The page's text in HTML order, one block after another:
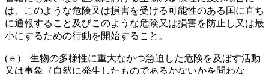
は、このような危険又は損害を受ける可能性のある国に直ち
に通報すること及びこのような危険又は損害を防止し又は最
小にするための行動を開始すること。
(ｅ) 生物の多様性に重大なかつ急迫した危険を及ぼす活動
又は事象（自然に発生したものであるかないかを問わな